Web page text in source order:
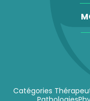
Catégories